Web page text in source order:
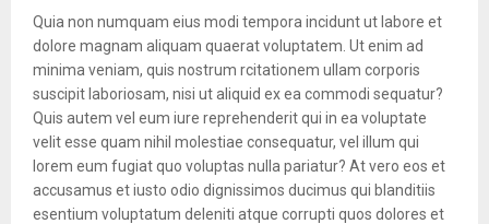
Quia non numquam eius modi tempora incidunt ut labore et
dolore magnam aliquam quaerat voluptatem. Ut enim ad
minima veniam, quis nostrum rcitationem ullam corporis
suscipit laboriosam, nisi ut aliquid ex ea commodi sequatur?
Quis autem vel eum iure reprehenderit qui in ea voluptate
velit esse quam nihil molestiae consequatur, vel illum qui
lorem eum fugiat quo voluptas nulla pariatur? At vero eos et
accusamus et iusto odio dignissimos ducimus qui blanditiis
esentium voluptatum deleniti atque corrupti quos dolores et